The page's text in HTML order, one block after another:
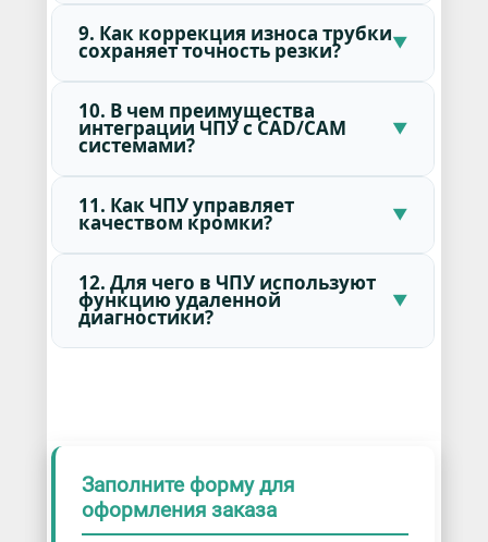
9. Как коррекция износа трубки
сохраняет точность резки?
10. В чем преимущества
интеграции ЧПУ с CAD/CAM
системами?
11. Как ЧПУ управляет
качеством кромки?
12. Для чего в ЧПУ используют
функцию удаленной
диагностики?
Заполните форму для
оформления заказа